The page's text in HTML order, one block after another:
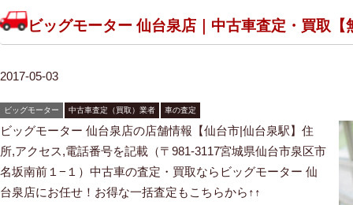
ビッグモーター 仙台泉店｜中古車査定・買取【
2017-05-03
ビッグモーター 中古車査定（買取）業者 車の査定
ビッグモーター 仙台泉店の店舗情報【仙台市|仙台泉駅】住
所,アクセス,電話番号を記載（〒981-3117宮城県仙台市泉区市
名坂南前１−１）中古車の査定・買取ならビッグモーター 仙
台泉店にお任せ！お得な一括査定もこちらから↑↑